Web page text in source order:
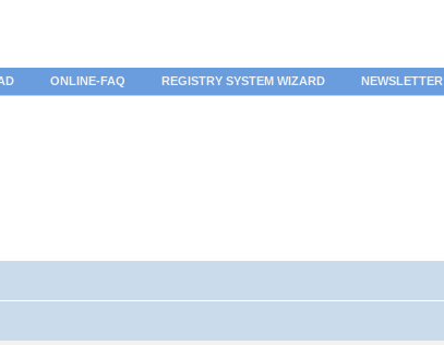
ONLINE-FAQ REGISTRY SYSTEM WIZARD NEWSLETTER